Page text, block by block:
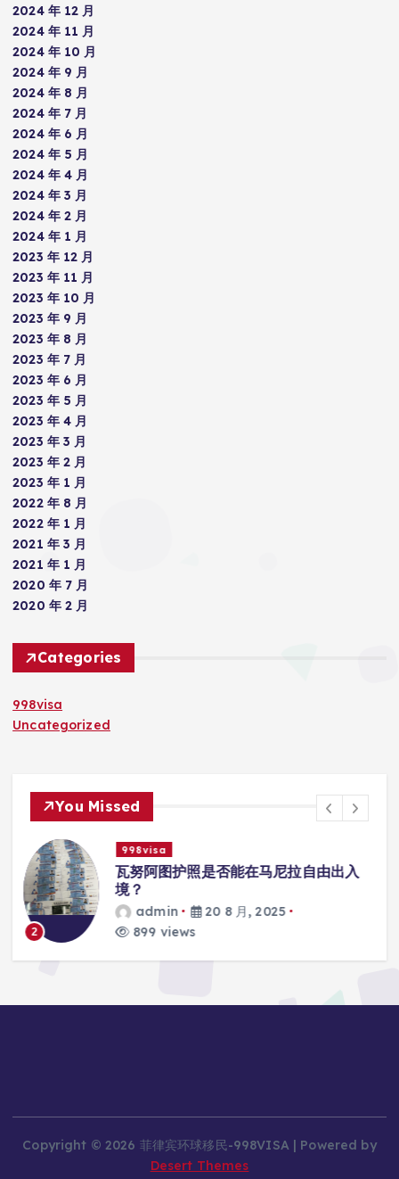
2024 年 12 月
2024 年 11 月
2024 年 10 月
2024 年 9 月
2024 年 8 月
2024 年 7 月
2024 年 6 月
2024 年 5 月
2024 年 4 月
2024 年 3 月
2024 年 2 月
2024 年 1 月
2023 年 12 月
2023 年 11 月
2023 年 10 月
2023 年 9 月
2023 年 8 月
2023 年 7 月
2023 年 6 月
2023 年 5 月
2023 年 4 月
2023 年 3 月
2023 年 2 月
2023 年 1 月
2022 年 8 月
2022 年 1 月
2021 年 3 月
2021 年 1 月
2020 年 7 月
2020 年 2 月
Categories
998visa
Uncategorized
You Missed
3
998visa
瓦努阿图护照是否能在马尼拉使用国际
学校的注册？
admin
20 8 月, 2025
815 views
Copyright © 2026 菲律宾环球移民-998VISA | Powered by
Desert Themes